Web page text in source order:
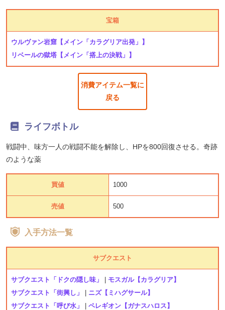
宝箱
ウルヴァン岩窟 【メイン「カラグリア出発」】
リベールの獄塔 【メイン「搭上の決戦」】
消費アイテム一覧に
戻る
ライフボトル
戦闘中、味方一人の戦闘不能を解除し、HPを800回復させる。奇跡
のような薬
買値 1000
売値 500
入手方法一覧
サブクエスト
サブクエスト「ドクの隠し味」
モスガル【カラグリア】
サブクエスト「街興し」
ニズ【ミハグサール】
サブクエスト「呼び水」
ペレギオン【ガナスハロス】